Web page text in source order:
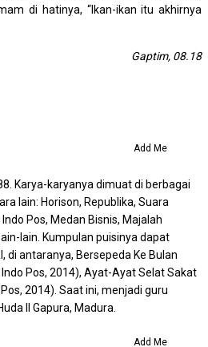
di hatinya, “Ikan-ikan itu akhirnya
Gaptim, 08.18
Add Me
Karya-karyanya dimuat di berbagai
lain: Horison, Republika, Suara
Pos, Medan Bisnis, Majalah
lain. Kumpulan puisinya dapat
di antaranya, Bersepeda Ke Bulan
Pos, 2014), Ayat-Ayat Selat Sakat
2014). Saat ini, menjadi guru
II Gapura, Madura.
Add Me